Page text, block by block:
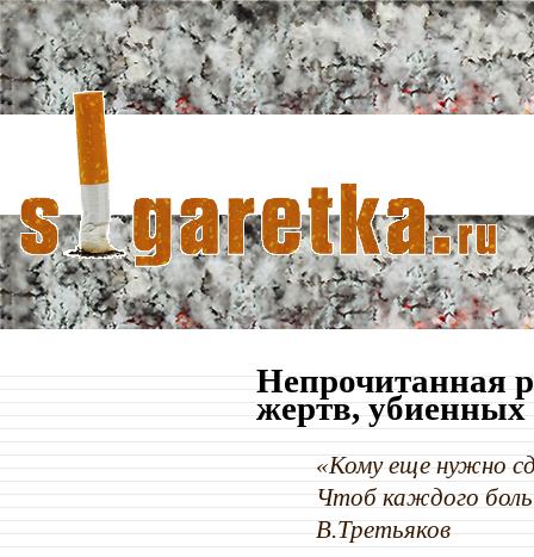
Непрочитанная
жертв, убиенных
«Кому еще нужно
Чтоб каждого боль
В.Третьяков